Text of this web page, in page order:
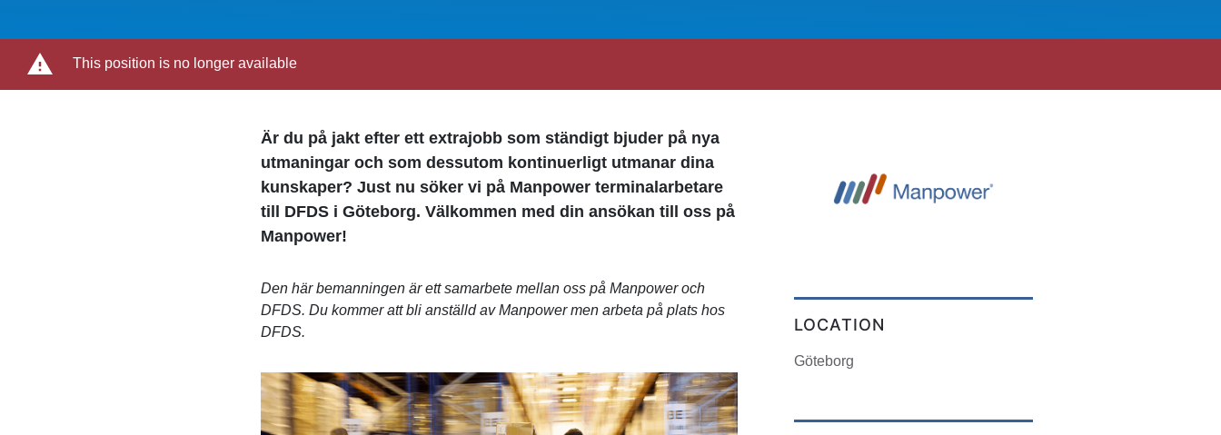
This position is no longer available
Är du på jakt efter ett extrajobb som ständigt bjuder på nya
utmaningar och som dessutom kontinuerligt utmanar dina
kunskaper? Just nu söker vi på Manpower terminalarbetare
till DFDS i Göteborg. Välkommen med din ansökan till oss på
Manpower!
Den här bemanningen är ett samarbete mellan oss på Manpower och
DFDS. Du kommer att bli anställd av Manpower men arbeta på plats hos
DFDS.
LOCATION
Göteborg